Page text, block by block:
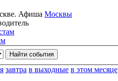
Афиша Москвы
завтра в выходные в этом месяце